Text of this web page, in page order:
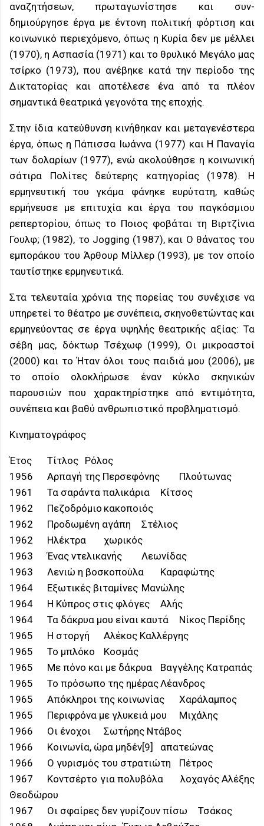
αναζητήσεων, πρωταγωνίστησε και συν-
δημιούργησε έργα με έντονη πολιτική φόρτιση και
κοινωνικό περιεχόμενο, όπως η Κυρία δεν με μέλλει
(1970), η Ασπασία (1971) και το θρυλικό Μεγάλο μας
τσίρκο (1973), που ανέβηκε κατά την περίοδο της
Δικτατορίας και αποτέλεσε ένα από τα πλέον
σημαντικά θεατρικά γεγονότα της εποχής.
Στην ίδια κατεύθυνση κινήθηκαν και μεταγενέστερα
έργα, όπως η Πάπισσα Ιωάννα (1977) και Η Παναγία
των δολαρίων (1977), ενώ ακολούθησε η κοινωνική
σάτιρα Πολίτες δεύτερης κατηγορίας (1978). Η
ερμηνευτική του γκάμα φάνηκε ευρύτατη, καθώς
ερμήνευσε με επιτυχία και έργα του παγκόσμιου
ρεπερτορίου, όπως το Ποιος φοβάται τη Βιρτζίνια
Γουλφ; (1982), το Jogging (1987), και Ο θάνατος του
εμποράκου του Άρθουρ Μίλλερ (1993), με τον οποίο
ταυτίστηκε ερμηνευτικά.
Στα τελευταία χρόνια της πορείας του συνέχισε να
υπηρετεί το θέατρο με συνέπεια, σκηνοθετώντας και
ερμηνεύοντας σε έργα υψηλής θεατρικής αξίας: Τα
σέβη μας, δόκτωρ Τσέχωφ (1999), Οι μικροαστοί
(2000) και το Ήταν όλοι τους παιδιά μου (2006), με
το οποίο ολοκλήρωσε έναν κύκλο σκηνικών
παρουσιών που χαρακτηρίστηκε από εντιμότητα,
συνέπεια και βαθύ ανθρωπιστικό προβληματισμό.
Κινηματογράφος
Έτος Τίτλος Ρόλος
1956
Αρπαγή της Περσεφόνης
Πλούτωνας
1961
Τα σαράντα παλικάρια
Κίτσος
1962
Πεζοδρόμιο κακοποιός
1962
Προδωμένη αγάπη
Στέλιος
1962
Ηλέκτρα
χωρικός
1963
Ένας ντελικανής
Λεωνίδας
1963
Λενιώ η βοσκοπούλα
Καραφώτης
1964
Εξωτικές βιταμίνες Μανώλης
1964
Η Κύπρος στις φλόγες
Αλής
1964
Τα δάκρυα μου είναι καυτά
Νίκος Περίδης
1965
Η στοργή
Αλέκος Καλλέργης
1965
Το μπλόκο
Κοσμάς
1965
Με πόνο και με δάκρυα
Βαγγέλης Κατραπάς
1965
Το πρόσωπο της ημέραςΛέανδρος
1965
Απόκληροι της κοινωνίας
Χαράλαμπος
1965
Περιφρόνα με γλυκειά μου
Μιχάλης
1966
Οι ένοχοι
Σωτήρης Ντάβος
1966
Κοινωνία, ώρα μηδέν[9]
απατεώνας
1966
Ο γυρισμός του στρατιώτη
Πέτρος
1967
Κοντσέρτο για πολυβόλα
λοχαγός Αλέξης
Θεοδώρου
1967
Οι σφαίρες δεν γυρίζουν πίσω
Τσάκος